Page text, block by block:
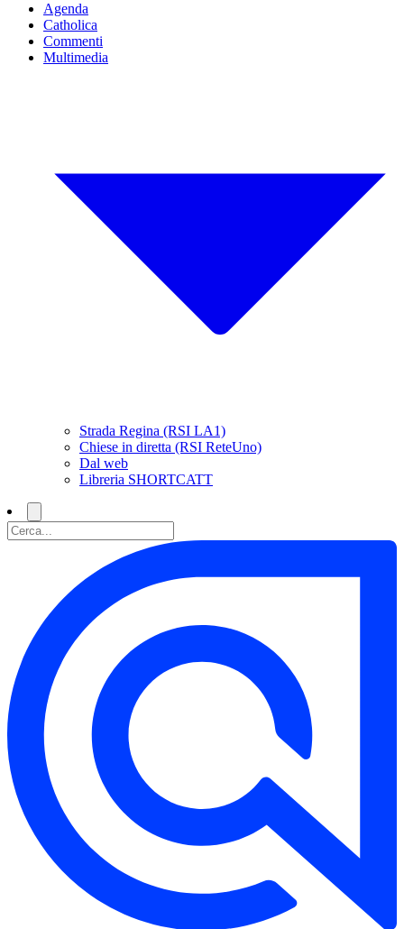
Agenda
Catholica
Commenti
Multimedia
Strada Regina (RSI LA1)
Chiese in diretta (RSI ReteUno)
Dal web
Libreria SHORTCATT